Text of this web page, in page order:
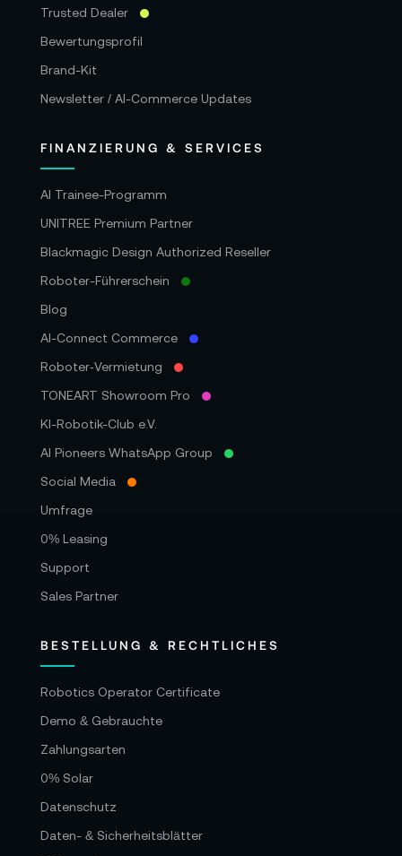
Trusted Dealer
Bewertungsprofil
Brand-Kit
Newsletter / AI-Commerce Updates
FINANZIERUNG & SERVICES
AI Trainee-Programm
UNITREE Premium Partner
Blackmagic Design Authorized Reseller
Roboter-Führerschein
Blog
AI-Connect Commerce
Roboter‑Vermietung
TONEART Showroom Pro
KI-Robotik-Club e.V.
AI Pioneers WhatsApp Group
Social Media
Umfrage
0% Leasing
Support
Sales Partner
BESTELLUNG & RECHTLICHES
Robotics Operator Certificate
Demo & Gebrauchte
Zahlungsarten
0% Solar
Datenschutz
Daten- & Sicherheitsblätter